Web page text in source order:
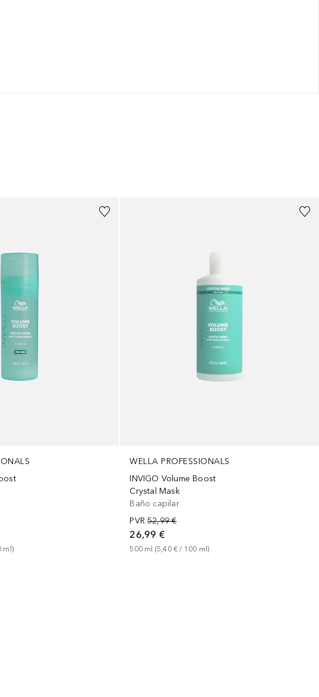
ml )
WELLA PROFESSIONALS
INVIGO Volume Boost
Crystal Mask
Baño capilar
PVR 52,99 €
26,99 €
500 ml (5,40 € / 100 ml)